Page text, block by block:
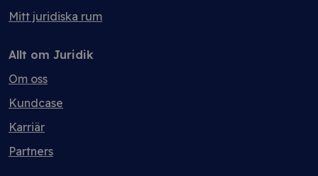
Mitt juridiska rum
Allt om Juridik
Om oss
Kundcase
Karriär
Partners